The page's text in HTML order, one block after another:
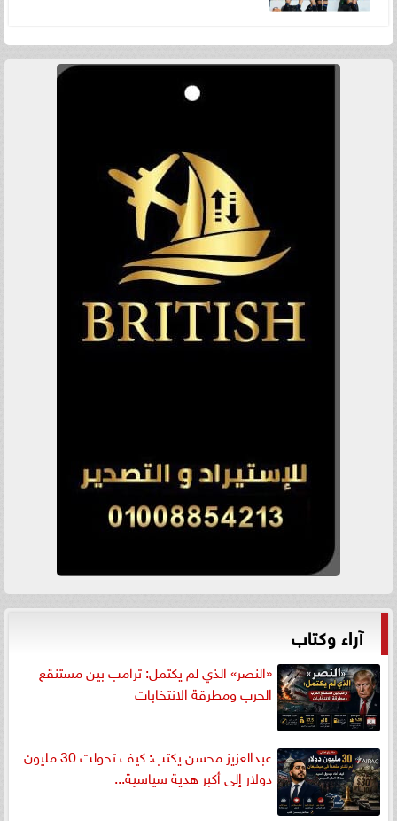
آراء وكتاب
«النصر» الذي لم يكتمل: ترامب بين مستنقع
الحرب ومطرقة الانتخابات
عبدالعزيز محسن يكتب: كيف تحولت 30 مليون
دولار إلى أكبر هدية سياسية...